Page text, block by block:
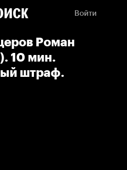
Войти
Роман
10 мин.
штраф.